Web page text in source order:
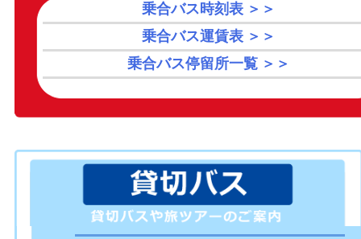
乗合バス時刻表 ＞＞
乗合バス運賃表 ＞＞
乗合バス停留所一覧 ＞＞